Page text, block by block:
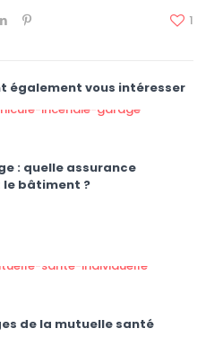
1
également vous intéresser
: quelle assurance
le bâtiment ?
de la mutuelle santé